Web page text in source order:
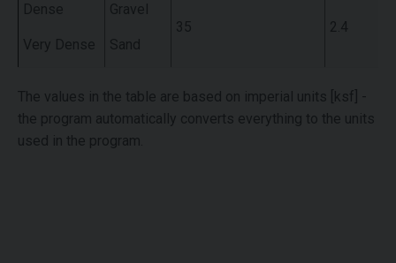
Dense
Very Dense
Gravel
Sand
35 2.4
The values in the table are based on imperial units [ksf] -
the program automatically converts everything to the units
used in the program.